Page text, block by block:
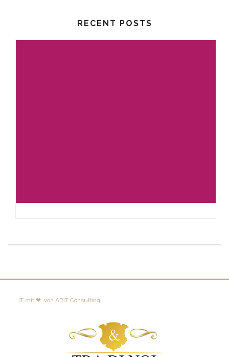
RECENT POSTS
IT mit ❤ vonABIT Consulting